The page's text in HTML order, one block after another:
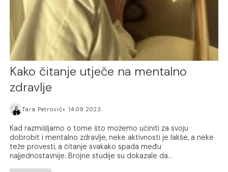
Kako čitanje utječe na mentalno
zdravlje
Tara Petrović 14.09.2023.
Kad razmišljamo o tome što možemo učiniti za svoju
dobrobit i mentalno zdravlje, neke aktivnosti je lakše, a neke
teže provesti, a čitanje svakako spada među
najjednostavnije. Brojne studije su dokazale da...